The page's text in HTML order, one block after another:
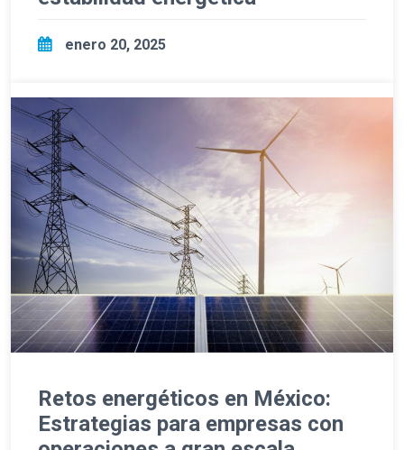
enero 20, 2025
Retos energéticos en México:
Estrategias para empresas con